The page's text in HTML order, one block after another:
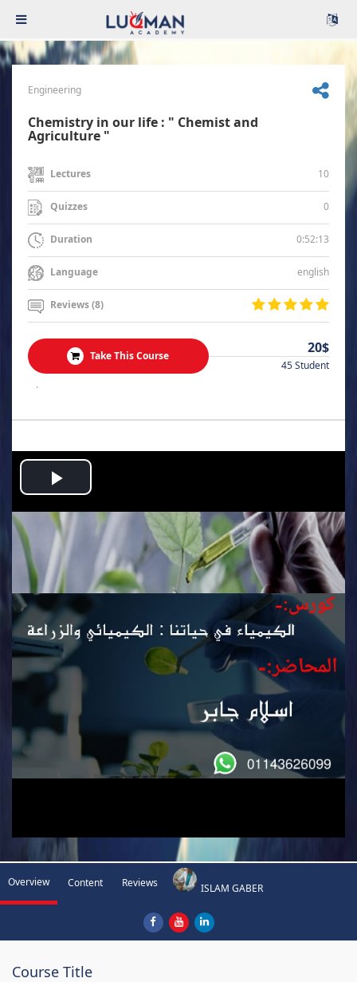
Engineering
Chemistry in our life : " Chemist and
Agriculture "
Lectures 10
Quizzes 0
Duration 0:52:13
Language english
Reviews (8)
Take This Course 20$
45 Student
.
Play
Video
Overview Content Reviews ISLAM GABER
Course Title